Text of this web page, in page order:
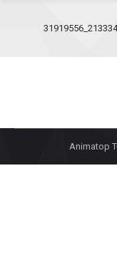
Animatop